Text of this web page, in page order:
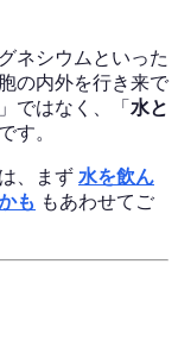
ネシウムといった
の内外を行き来で
ではなく、「 水と
す。
、まず 水を飲ん
も もあわせてご